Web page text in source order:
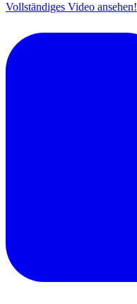
Vollständiges Video ansehen!